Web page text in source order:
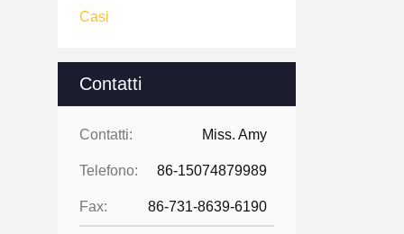
Casi
Contatti
Contatti: Miss. Amy
Telefono: 86-15074879989
Fax: 86-731-8639-6190